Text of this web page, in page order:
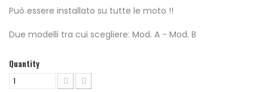
Può essere installato su tutte le moto !!
Due modelli tra cui scegliere: Mod. A - Mod. B
Quantity